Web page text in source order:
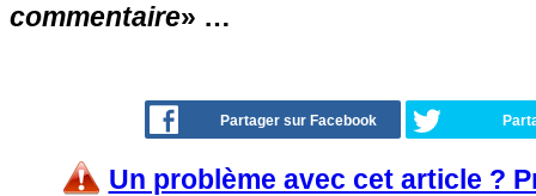
commentaire» …
Partager sur Facebook
Un problème avec cet article ?